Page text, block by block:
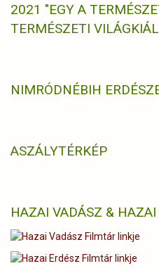
2021 "EGY A
TERMÉSZETI
NIMRÓDNÉBIH
ASZÁLYTÉRKÉP
HAZAI VADÁSZ &